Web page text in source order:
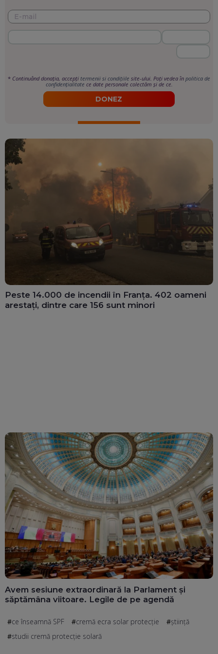
* Continuând donația, accepți termenii si condițiile site-ului. Poți vedea în politica de
confidențialitate ce date personale colectăm și de ce.
DONEZ
Peste 14.000 de incendii în Franța. 402 oameni
arestați, dintre care 156 sunt minori
Avem sesiune extraordinară la Parlament și
săptămâna viitoare. Legile de pe agendă
ce înseamnă SPF cremă ecra solar protecție
știință
studii cremă protecție solară